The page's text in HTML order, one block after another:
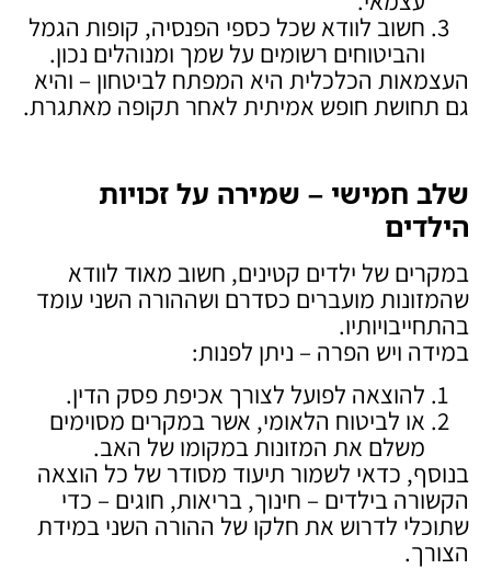
חשוב לוודא שכל כספי הפנסיה, קופות הגמל
והביטוחים רשומים על שמך ומנוהלים נכון.
העצמאות הכלכלית היא המפתח לביטחון – והיא
גם תחושת חופש אמיתית לאחר תקופה מאתגרת.
שלב חמישי – שמירה על זכויות
הילדים
במקרים של ילדים קטינים, חשוב מאוד לוודא
שהמזונות מועברים כסדרם ושההורה השני עומד
בהתחייבויותיו.
במידה ויש הפרה – ניתן לפנות:
להוצאה לפועל לצורך אכיפת פסק הדין.
או לביטוח הלאומי, אשר במקרים מסוימים
משלם את המזונות במקומו של האב.
בנוסף, כדאי לשמור תיעוד מסודר של כל הוצאה
הקשורה בילדים – חינוך, בריאות, חוגים – כדי
שתוכלי לדרוש את חלקו של ההורה השני במידת
הצורך.